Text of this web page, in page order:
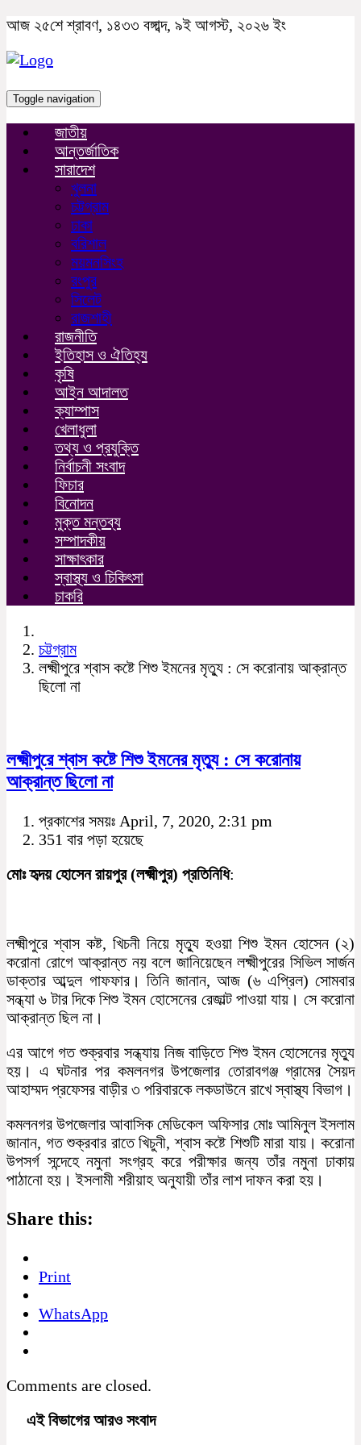
আজ ২৫শে শ্রাবণ, ১৪৩৩ বঙ্গাব্দ, ৯ই আগস্ট, ২০২৬ ইং
Toggle navigation
জাতীয়
আন্তর্জাতিক
সারাদেশ
খুলনা
চট্টগ্রাম
ঢাকা
বরিশাল
ময়মনসিংহ
রংপুর
সিলেট
রাজশাহী
রাজনীতি
ইতিহাস ও ঐতিহ্য
কৃষি
আইন আদালত
ক্যাম্পাস
খেলাধুলা
তথ্য ও প্রযুক্তি
নির্বাচনী সংবাদ
ফিচার
বিনোদন
মুক্ত মন্তব্য
সম্পাদকীয়
সাক্ষাৎকার
স্বাস্থ্য ও চিকিৎসা
চাকরি
চট্টগ্রাম
লক্ষ্মীপুরে শ্বাস কষ্টে শিশু ইমনের মৃত্যু : সে করোনায় আক্রান্ত
ছিলো না
লক্ষ্মীপুরে শ্বাস কষ্টে শিশু ইমনের মৃত্যু : সে করোনায়
আক্রান্ত ছিলো না
প্রকাশের সময়ঃ April, 7, 2020, 2:31 pm
351 বার পড়া হয়েছে
মোঃ হৃদয় হোসেন রায়পুর (লক্ষ্মীপুর) প্রতিনিধি:
লক্ষ্মীপুরে শ্বাস কষ্ট, খিচনী নিয়ে মৃত্যু হওয়া শিশু ইমন হোসেন (২)
করোনা রোগে আক্রান্ত নয় বলে জানিয়েছেন লক্ষ্মীপুরের সিভিল সার্জন
ডাক্তার আব্দুল গাফফার। তিনি জানান, আজ (৬ এপ্রিল) সোমবার
সন্ধ্যা ৬ টার দিকে শিশু ইমন হোসেনের রেজাল্ট পাওয়া যায়। সে করোনা
আক্রান্ত ছিল না।
এর আগে গত শুক্রবার সন্ধ্যায় নিজ বাড়িতে শিশু ইমন হোসেনের মৃত্যু
হয়। এ ঘটনার পর কমলনগর উপজেলার তোরাবগঞ্জ গ্রামের সৈয়দ
আহাম্মদ প্রফেসর বাড়ীর ৩ পরিবারকে লকডাউনে রাখে স্বাস্থ্য বিভাগ।
কমলনগর উপজেলার আবাসিক মেডিকেল অফিসার মোঃ আমিনুল ইসলাম
জানান, গত শুক্রবার রাতে খিচুনী, শ্বাস কষ্টে শিশুটি মারা যায়। করোনা
উপসর্গ সন্দেহে নমুনা সংগ্রহ করে পরীক্ষার জন্য তাঁর নমুনা ঢাকায়
পাঠানো হয়। ইসলামী শরীয়াহ অনুযায়ী তাঁর লাশ দাফন করা হয়।
Share this:
Print
WhatsApp
Comments are closed.
এই বিভাগের আরও সংবাদ